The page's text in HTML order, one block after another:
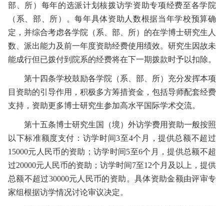
部、所）每年的选派计划核拨访学资助专项经费至各学院
（系、部、所）。每年具体资助人数根据当年学校预算确
定，并综合考虑各学院（系、部、所）的在学博士研究生人
数、派出能力及前一年度资助经费使用绩效。 研究生因故未
能成行但已拨付到院系的经费将在下一期拨款时予以扣除。
第十四条学校鼓励各学院（系、部、所） 充分发挥本项
目资助的引导作用，积极多方筹措资金 ，包括导师配套经费
支持，资助更多博士研究生参加高水平国际学术交流。
第十五条博士研究生国（境）外访学费用资助一般按照
以下标准额度支付：访学时间3至4个月，提供总额不超过
15000元人民币的资助；访学时间5至6个月，提供总额不超
过20000元人民币的资助；访学时间7至12个月及以上，提供
总额不超过30000元人民币的资助。具体资助金额由评审专
家组根据访学情况讨论审议决定。